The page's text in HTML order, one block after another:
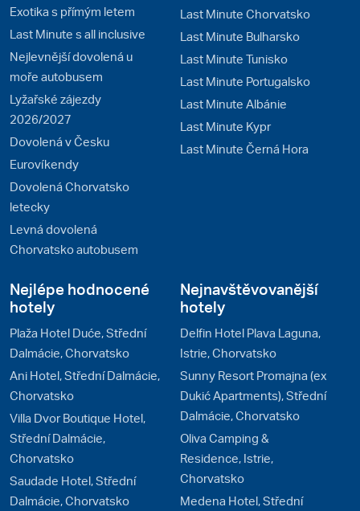
Exotika s přímým letem
Last Minute s all inclusive
Nejlevnější dovolená u
moře autobusem
Lyžařské zájezdy
2026/2027
Dovolená v Česku
Eurovíkendy
Dovolená Chorvatsko
letecky
Levná dovolená
Chorvatsko autobusem
Last Minute Chorvatsko
Last Minute Bulharsko
Last Minute Tunisko
Last Minute Portugalsko
Last Minute Albánie
Last Minute Kypr
Last Minute Černá Hora
Nejlépe hodnocené
hotely
Plaža Hotel Duće, Střední
Dalmácie, Chorvatsko
Ani Hotel, Střední Dalmácie,
Chorvatsko
Villa Dvor Boutique Hotel,
Střední Dalmácie,
Chorvatsko
Saudade Hotel, Střední
Dalmácie, Chorvatsko
Nejnavštěvovanější
hotely
Delfin Hotel Plava Laguna,
Istrie, Chorvatsko
Sunny Resort Promajna (ex
Dukić Apartments), Střední
Dalmácie, Chorvatsko
Oliva Camping &
Residence, Istrie,
Chorvatsko
Medena Hotel, Střední